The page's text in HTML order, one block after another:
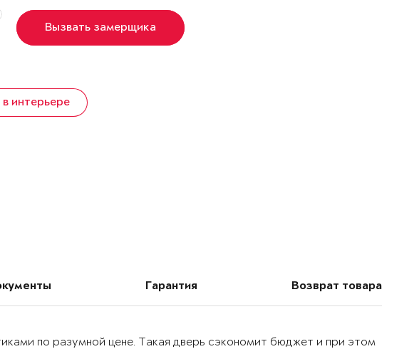
Вызвать замерщика
интерьере
Гарантия Возврат товара
по разумной цене. Такая дверь сэкономит бюджет и при этом